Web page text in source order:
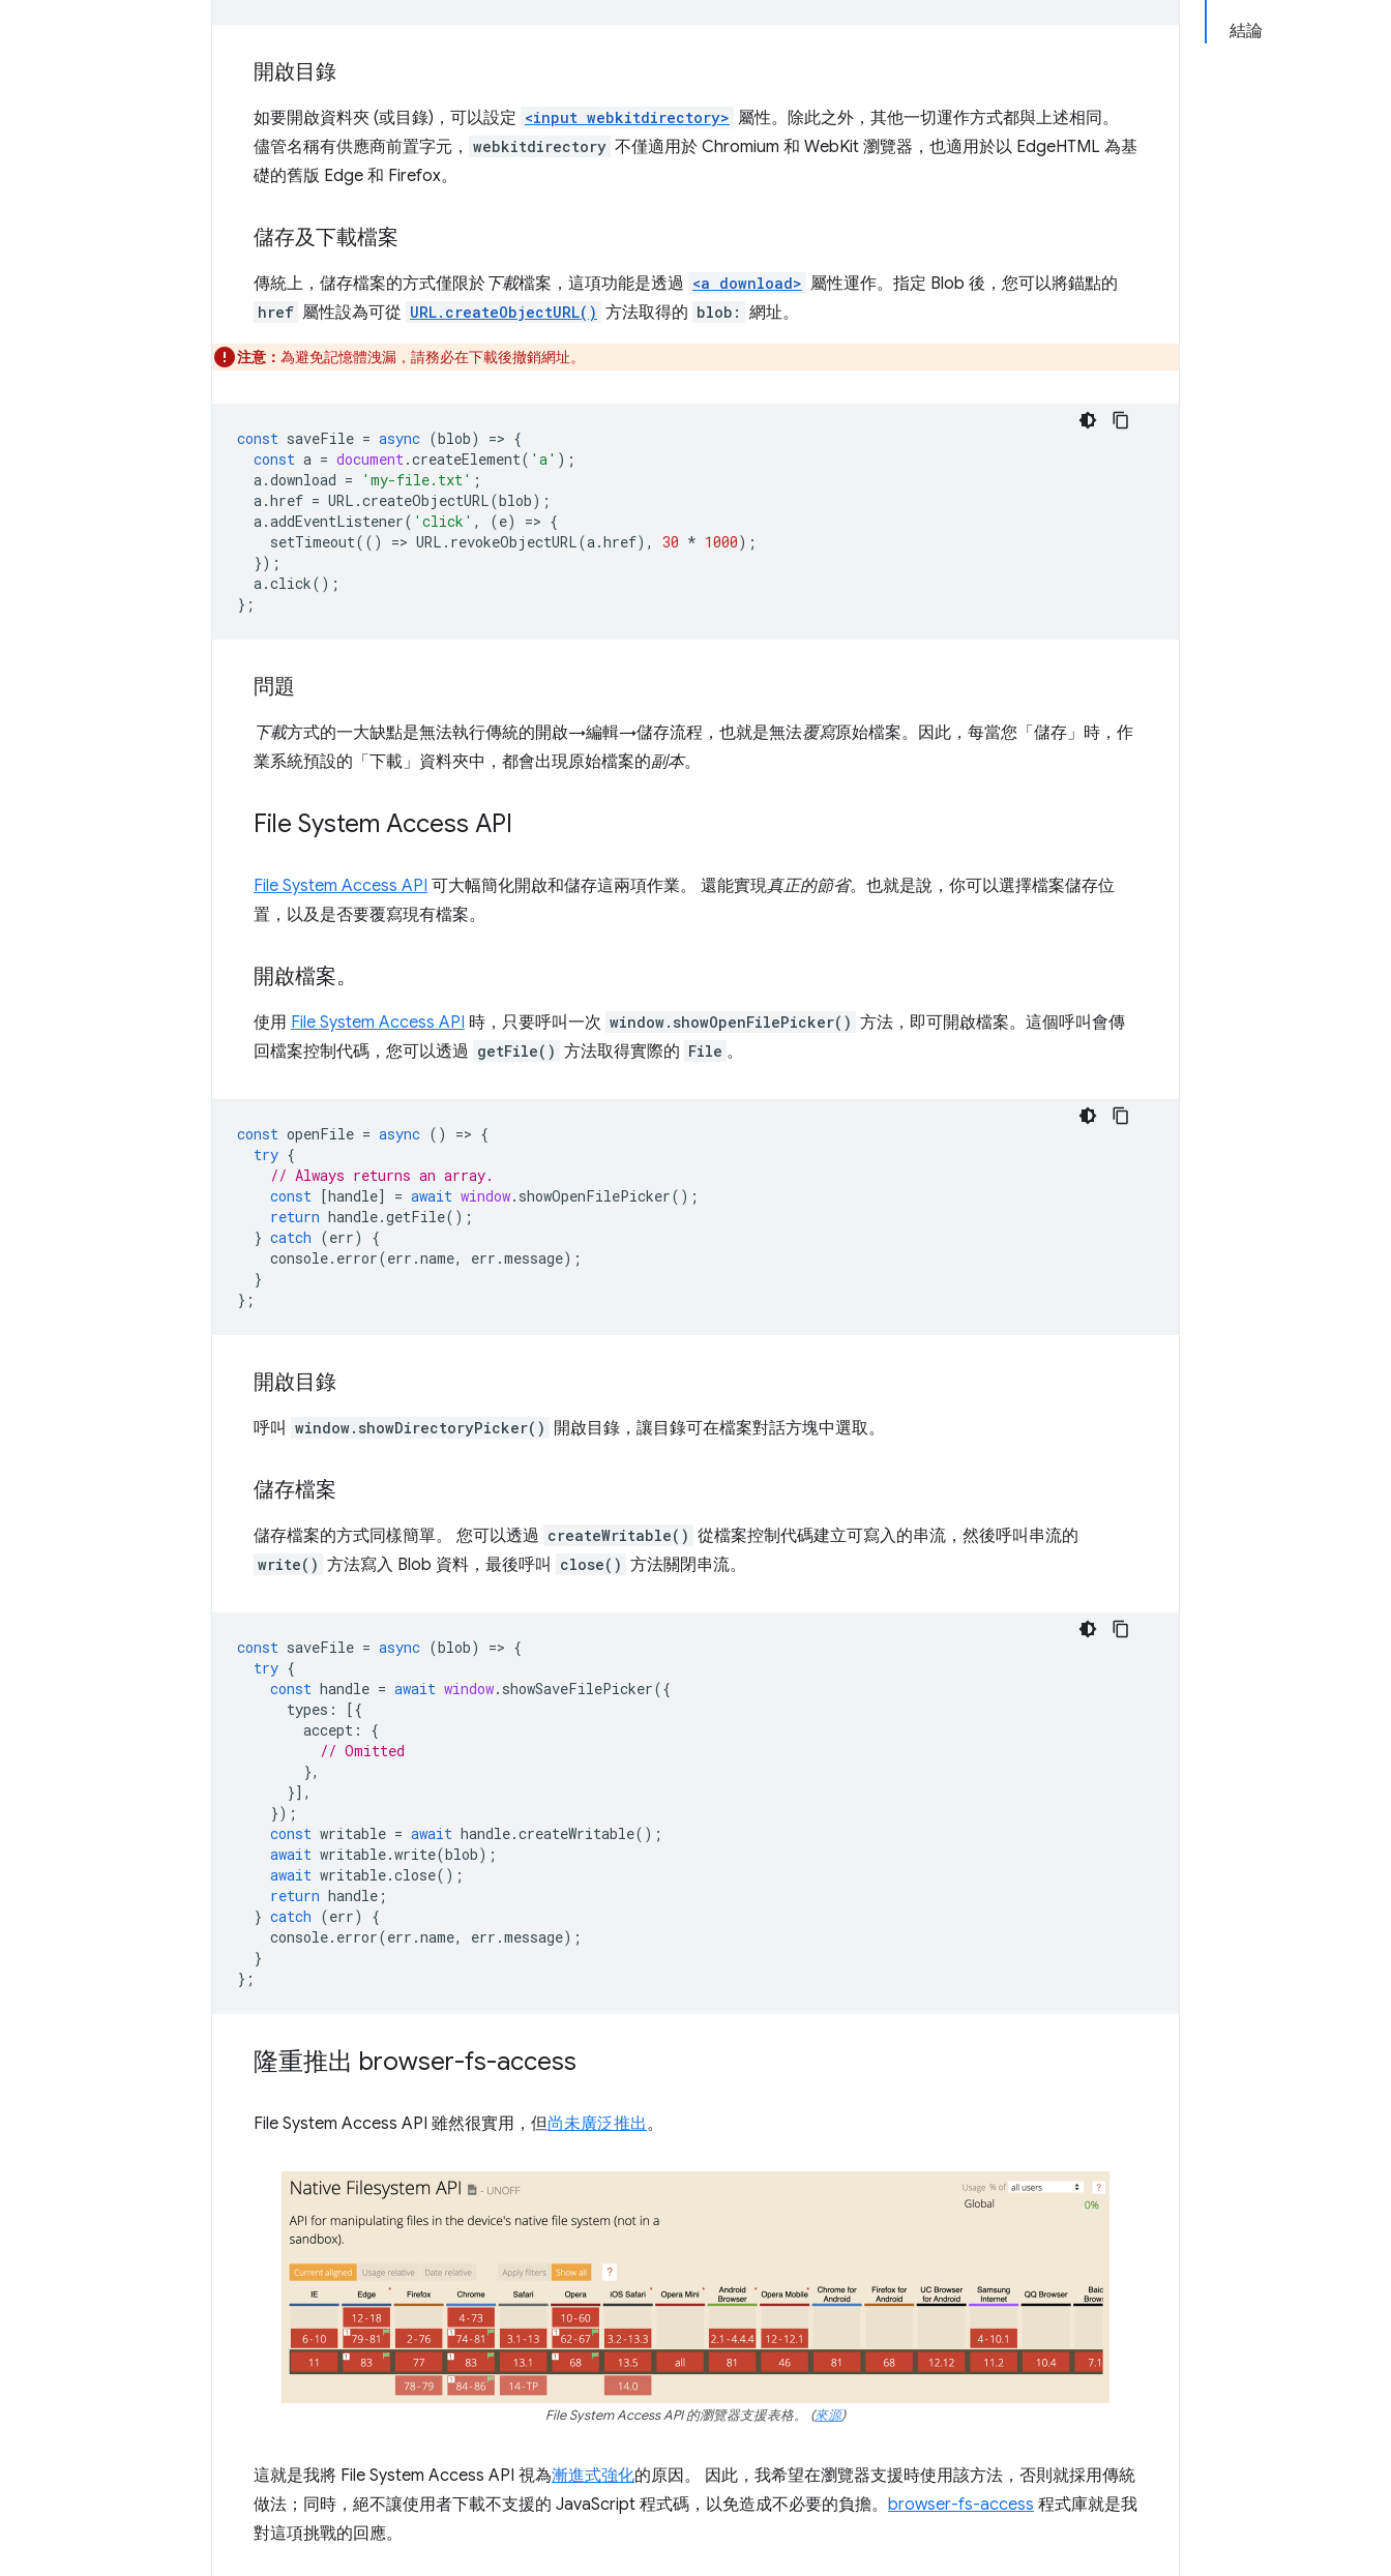
結論
開啟目錄
如要開啟資料夾 (或目錄)，可以設定 <input webkitdirectory> 屬性。除此之外，其他一切運作方式都與上述相同。
儘管名稱有供應商前置字元， webkitdirectory 不僅適用於 Chromium 和 WebKit 瀏覽器，也適用於以 EdgeHTML 為基
礎的舊版 Edge 和 Firefox。
儲存及下載檔案
傳統上，儲存檔案的方式僅限於下載檔案，這項功能是透過 <a download> 屬性運作。指定 Blob 後，您可以將錨點的
href 屬性設為可從 URL.createObjectURL() 方法取得的 blob: 網址。
注意： 為避免記憶體洩漏，請務必在下載後撤銷網址。
const saveFile = async (blob) => {
const a = document.createElement( 'a' );
a.download = 'my-file.txt' ;
a.href = URL .createObjectURL(blob);
a.addEventListener( 'click' , (e) => {
setTimeout(() => URL . revokeObjectURL(a.href), 30 * 1000);
});
a.click();
};
問題
下載方式的一大缺點是無法執行傳統的開啟→編輯→儲存流程，也就是無法覆寫原始檔案。因此，每當您「儲存」時，作
業系統預設的「下載」資料夾中，都會出現原始檔案的副本。
File System Access API
File System Access API 可大幅簡化開啟和儲存這兩項作業。 還能實現真正的節省。也就是說，你可以選擇檔案儲存位
置，以及是否要覆寫現有檔案。
開啟檔案。
使用 File System Access API 時，只要呼叫一次 window.showOpenFilePicker() 方法，即可開啟檔案。這個呼叫會傳
回檔案控制代碼，您可以透過 getFile() 方法取得實際的 File 。
const openFile = async () => {
try {
// Always returns an array.
const [handle] = await window. showOpenFilePicker();
return handle.getFile();
} catch (err)
{
console. error(err .name, err .message);
}
};
開啟目錄
呼叫 window.showDirectoryPicker() 開啟目錄，讓目錄可在檔案對話方塊中選取。
儲存檔案
儲存檔案的方式同樣簡單。 您可以透過 createWritable() 從檔案控制代碼建立可寫入的串流，然後呼叫串流的
write() 方法寫入 Blob 資料，最後呼叫 close() 方法關閉串流。
const saveFile = async (blob) => {
try {
const handle = await window. showSaveFilePicker({
types :
[{
accept :
{
// Omitted
},
}],
});
const writable = await handle.createWritable();
await writable.write(blob);
await writable.close();
return handle ;
} catch (err)
{
console. error(err .name, err .message);
}
};
隆重推出 browser-fs-access
File System Access API 雖然很實用，但尚未廣泛推出。
File System Access API 的瀏覽器支援表格。 (來源)
這就是我將 File System Access API 視為漸進式強化的原因。 因此，我希望在瀏覽器支援時使用該方法，否則就採用傳統
做法；同時，絕不讓使用者下載不支援的 JavaScript 程式碼，以免造成不必要的負擔。 browser-fs-access 程式庫就是我
對這項挑戰的回應。